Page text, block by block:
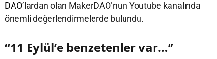
DAO’lardan olan MakerDAO’nun Youtube kanalında
önemli değerlendirmelerde bulundu.
“11 Eylül’e benzetenler var…”